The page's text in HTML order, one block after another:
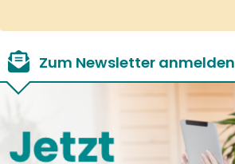
Zum Newsletter anmelden